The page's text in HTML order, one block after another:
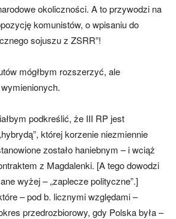
okoliczności. A to przywodzi na
komunistów, o wpisaniu do
sojuszu z ZSRR”!
mógłbym rozszerzyć, ale
podkreślić, że III RP jest
której korzenie niezmiennie
zostało haniebnym – i wciąż
z Magdalenki. [A tego dowodzi
wyżej – „zaplecze polityczne”.]
– pod b. licznymi względami –
przedrozbiorowy, gdy Polska była –